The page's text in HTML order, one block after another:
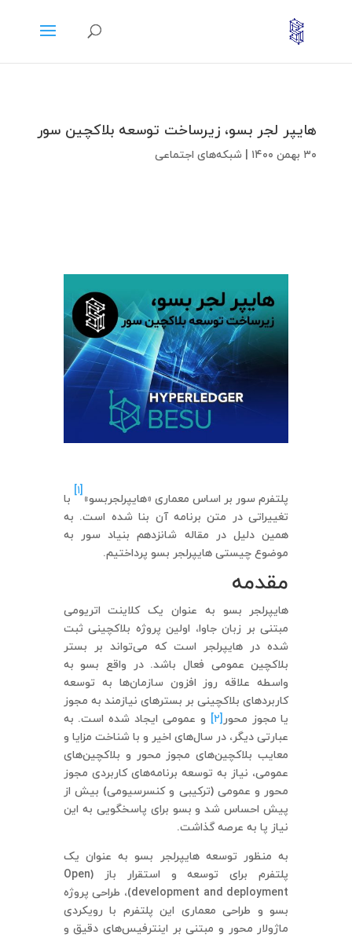
هایپر لجر بسو، زیرساخت توسعه بلاکچین سور
۳۰ بهمن ۱۴۰۰ شبکه‌های اجتماعی
پلتفرم سور بر اساس معماری «هایپرلجربسو»
[۱]
با
تغییراتی در متن برنامه آن بنا شده است. به
همین دلیل در مقاله شانزدهم بنیاد سور به
موضوع چیستی هایپرلجر بسو پرداختیم.
مقدمه
هایپرلجر بسو به عنوان یک کلاینت اتریومی
مبتنی بر زبان جاوا، اولین پروژه بلاکچینی ثبت
شده در هایپرلجر است که می‌تواند بر بستر
بلاکچین عمومی فعال باشد. در واقع بسو به
واسطه علاقه روز افزون سازمان‌ها به توسعه
کاربردهای بلاکچینی بر بسترهای نیازمند به مجوز
یا مجوز محور [۲]
و عمومی ایجاد شده است. به
عبارتی دیگر، در سال‌های اخیر و با شناخت مزایا و
معایب بلاکچین‌های مجوز محور و بلاکچین‌های
عمومی، نیاز به توسعه برنامه‌های کاربردی مجوز
محور و عمومی (ترکیبی و کنسرسیومی) بیش از
پیش احساس شد و بسو برای پاسخگویی به این
نیاز پا به عرصه گذاشت.
به منظور توسعه هایپرلجر بسو به عنوان یک
پلتفرم برای توسعه و استقرار باز (Open
development and deployment)، طراحی پروژه
بسو و طراحی معماری این پلتفرم با رویکردی
ماژولار محور و مبتنی بر اینترفیس‌های دقیق و